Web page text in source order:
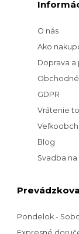
O nás
Ako
Doprava a
GDPR
Vrátenie
Blog
Svadba na
Pondelok -